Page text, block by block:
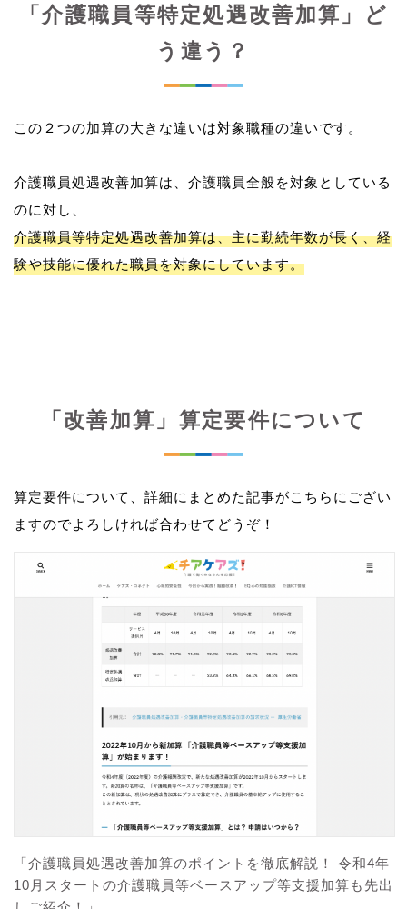
「介護職員等特定処遇改善加算」ど
う違う？
この２つの加算の大きな違いは対象職種の違いです。
介護職員処遇改善加算は、介護職員全般を対象としている
介護職員等特定処遇改善加算は、主に勤続年数が長く、経
験や技能に優れた職員を対象にしています。
「改善加算」算定要件について
算定要件について、詳細にまとめた記事がこちらにござい
ますのでよろしければ合わせてどうぞ！
「介護職員処遇改善加算のポイントを徹底解説！ 令和4年
10月スタートの介護職員等ベースアップ等支援加算も先出